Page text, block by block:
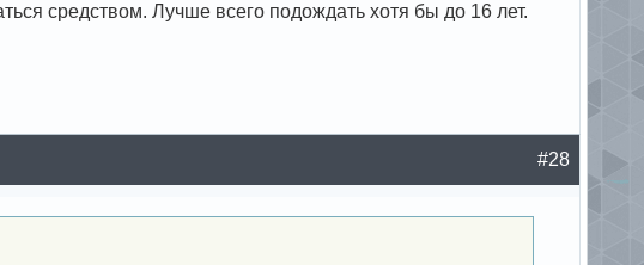
средством. Лучше всего подождать хотя бы до 16 лет.
#28